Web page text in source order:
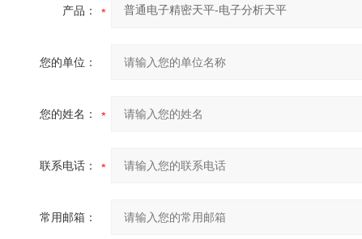
产品：
您的单位：
您的姓名：
联系电话：
常用邮箱：